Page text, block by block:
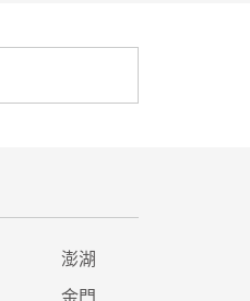
澎湖
金門